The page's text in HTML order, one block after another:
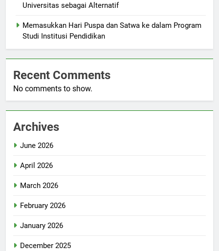
Universitas sebagai Alternatif
Memasukkan Hari Puspa dan Satwa ke dalam Program
Studi Institusi Pendidikan
Recent Comments
No comments to show.
Archives
June 2026
April 2026
March 2026
February 2026
January 2026
December 2025